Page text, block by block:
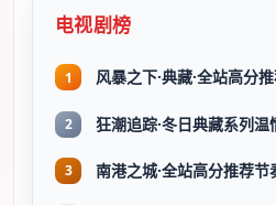
电视剧榜
1
2 狂潮追踪·冬日典藏系列
3 南港之城·全站高分推荐